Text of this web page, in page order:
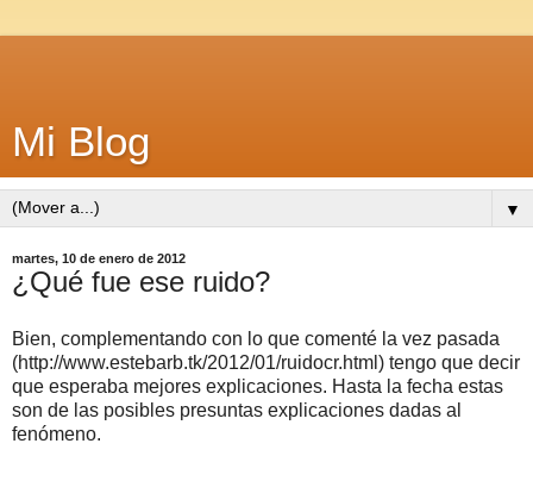
Mi Blog
▼
martes, 10 de enero de 2012
¿Qué fue ese ruido?
Bien, complementando con lo que comenté la vez pasada
(http://www.estebarb.tk/2012/01/ruidocr.html) tengo que decir
que esperaba mejores explicaciones. Hasta la fecha estas
son de las posibles presuntas explicaciones dadas al
fenómeno.